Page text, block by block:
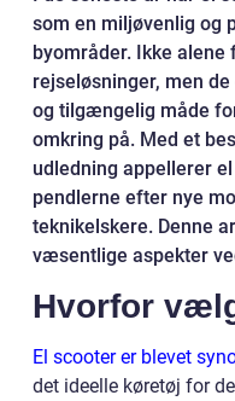
som en miljøvenlig og
byområder. Ikke alene
rejseløsninger, men
og tilgængelig måde
omkring på. Med et
udledning appellerer
pendlerne efter nye
teknikelskere. Denne
væsentlige aspekter
Hvorfor
El scooter er blevet
det ideelle køretøj for